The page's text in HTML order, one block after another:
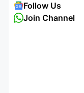
Follow Us
Join Channel